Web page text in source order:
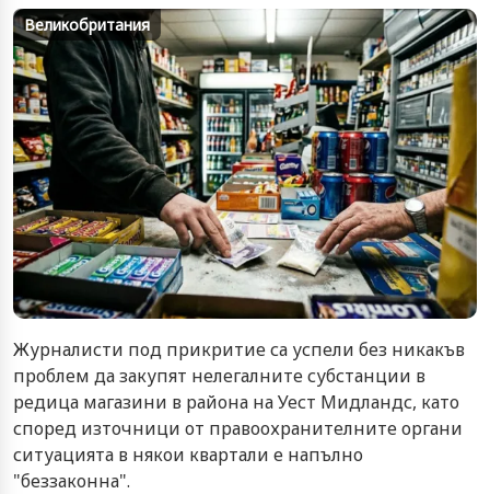
Великобритания
Журналисти под прикритие са успели без никакъв
проблем да закупят нелегалните субстанции в
редица магазини в района на Уест Мидландс, като
според източници от правоохранителните органи
ситуацията в някои квартали е напълно
"беззаконна".